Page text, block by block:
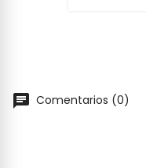
Comentarios (0)